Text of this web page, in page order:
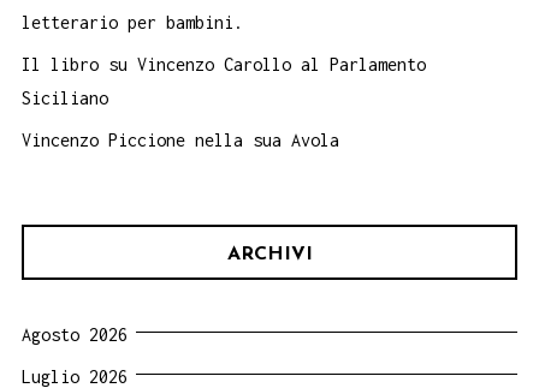
letterario per bambini.
Il libro su Vincenzo Carollo al Parlamento
Siciliano
Vincenzo Piccione nella sua Avola
ARCHIVI
Agosto 2026
Luglio 2026